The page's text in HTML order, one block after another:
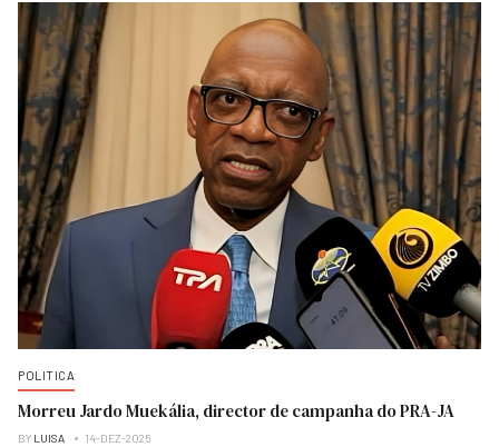
POLITICA
Morreu Jardo Muekália, director de campanha do PRA-JA
BY LUISA 14-DEZ-2025